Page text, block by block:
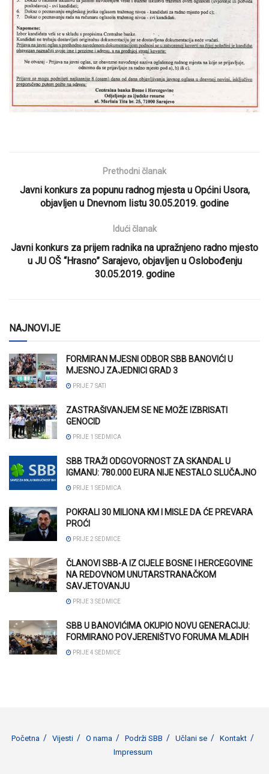
Prethodni članak
Javni konkurs za popunu radnog mjesta u Općini Usora,
objavljen u Dnevnom listu 30.05.2019. godine
Idući članak
Javni konkurs za prijem radnika na upražnjeno radno mjesto
u JU OŠ “Hrasno” Sarajevo, objavljen u Oslobođenju
30.05.2019. godine
NAJNOVIJE
FORMIRAN MJESNI ODBOR SBB BANOVIĆI U
MJESNOJ ZAJEDNICI GRAD 3
PRIJE 7 SATI
ZASTRAŠIVANJEM SE NE MOŽE IZBRISATI
GENOCID
PRIJE 1 SEDMICA
SBB TRAŽI ODGOVORNOST ZA SKANDAL U
IGMANU: 780.000 EURA NIJE NESTALO SLUČAJNO
PRIJE 1 SEDMICA
POKRALI 30 MILIONA KM I MISLE DA ĆE PREVARA
PROĆI
PRIJE 2 SEDMICE
ČLANOVI SBB-A IZ CIJELE BOSNE I HERCEGOVINE
NA REDOVNOM UNUTARSTRANAČKOM
SAVJETOVANJU
PRIJE 3 SEDMICE
SBB U BANOVIĆIMA OKUPIO NOVU GENERACIJU:
FORMIRANO POVJERENIŠTVO FORUMA MLADIH
PRIJE 4 SEDMICE
Početna Vijesti O nama Podrži SBB Učlani se
Kontakt
Impressum